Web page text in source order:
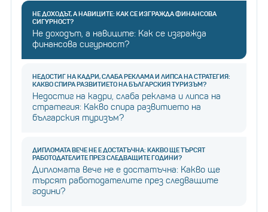
НЕ ДОХОДЪТ, А НАВИЦИТЕ: КАК СЕ ИЗГРАЖДА ФИНАНСОВА
СИГУРНОСТ?
Не доходът, а навиците: Как се изгражда
финансова сигурност?
НЕДОСТИГ НА КАДРИ, СЛАБА РЕКЛАМА И ЛИПСА НА СТРАТЕГИЯ:
КАКВО СПИРА РАЗВИТИЕТО НА БЪЛГАРСКИЯ ТУРИЗЪМ?
Недостиг на кадри, слаба реклама и липса на
стратегия: Какво спира развитието на
българския туризъм?
ДИПЛОМАТА ВЕЧЕ НЕ Е ДОСТАТЪЧНА: КАКВО ЩЕ ТЪРСЯТ
РАБОТОДАТЕЛИТЕ ПРЕЗ СЛЕДВАЩИТЕ ГОДИНИ?
Дипломата вече не е достатъчна: Какво ще
търсят работодателите през следващите
години?